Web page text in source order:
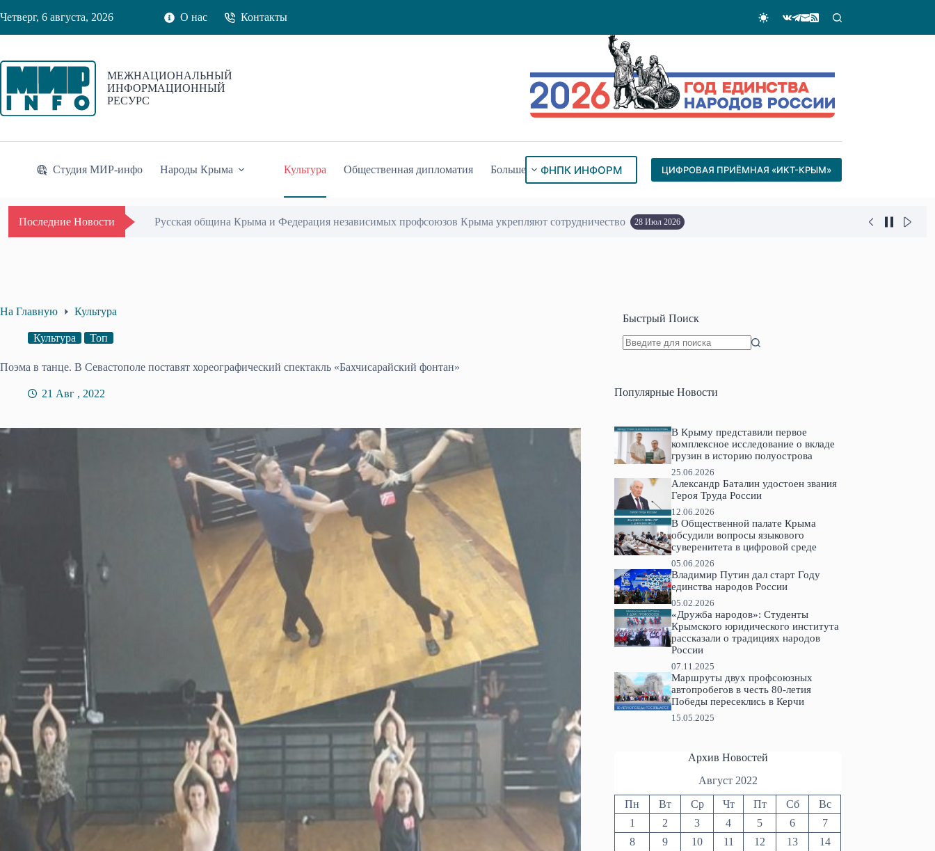
к
Четверг, 6 августа, 2026 О нас Контакты
МЕЖНАЦИОНАЛЬНЫЙ
ИНФОРМАЦИОННЫЙ
РЕСУРС
Студия МИР-инфо Народы Крыма Культура Общественная дипломатия Больше ФНПК ИНФОРМ ЦИФРОВАЯ ПРИЁМНАЯ «ИКТ-КРЫМ»
Последние Новости Русская община Крыма и Федерация независимых профсоюзов Крыма укрепляют сотрудничество 28 Июл 2026
На Главную Культура
Культура Топ
Поэма в танце. В Севастополе поставят хореографический спектакль «Бахчисарайский фонтан»
21 Авг , 2022
Быстрый Поиск
Популярные Новости
В Крыму представили первое
комплексное исследование о вкладе
грузин в историю полуострова
25.06.2026
Александр Баталин удостоен звания
Героя Труда России
12.06.2026
В Общественной палате Крыма
обсудили вопросы языкового
суверенитета в цифровой среде
05.06.2026
Владимир Путин дал старт Году
единства народов России
05.02.2026
«Дружба народов»: Студенты
Крымского юридического института
рассказали о традициях народов
России
07.11.2025
Маршруты двух профсоюзных
автопробегов в честь 80-летия
Победы пересеклись в Керчи
15.05.2025
Архив Новостей
Август 2022
Пн Вт Ср Чт Пт Сб
Вс
1
2 3 4 5 6
7
8
9 10 11 12 13
14